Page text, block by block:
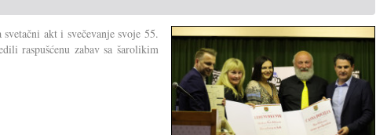
akt i svečevanje svoje 55.
raspušćenu zabav sa šarolikim